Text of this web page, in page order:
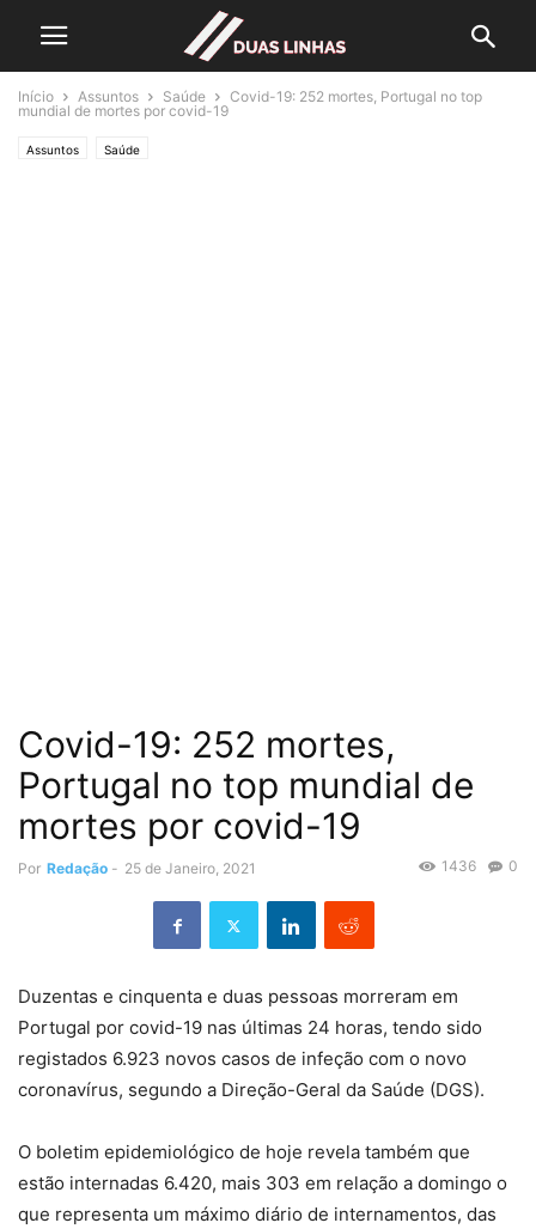
Início Assuntos Saúde
Covid-19: 252 mortes, Portugal no top
mundial de mortes por covid-19
Assuntos Saúde
Covid-19: 252 mortes,
Portugal no top mundial de
mortes por covid-19
Por Redação - 25 de Janeiro, 2021 0
1436
Duzentas e cinquenta e duas pessoas morreram em
Portugal por covid-19 nas últimas 24 horas, tendo sido
registados 6.923 novos casos de infeção com o novo
coronavírus, segundo a Direção-Geral da Saúde (DGS).
O boletim epidemiológico de hoje revela também que
estão internadas 6.420, mais 303 em relação a domingo o
que representa um máximo diário de internamentos, das